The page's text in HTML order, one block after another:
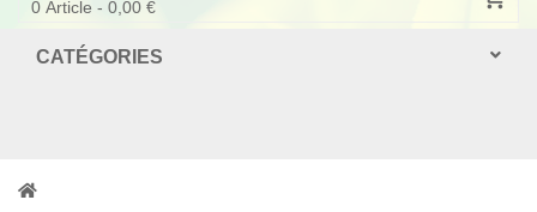
0 Article - 0,00 €
CATÉGORIES